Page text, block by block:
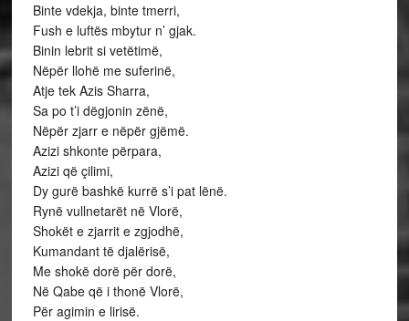
Binte vdekja, binte tmerri,
Fush e luftës mbytur n’ gjak.
Binin lebrit si vetëtimë,
Nëpër llohë me suferinë,
Atje tek Azis Sharra,
Sa po t’i dëgjonin zënë,
Nëpër zjarr e nëpër gjëmë.
Azizi shkonte përpara,
Azizi që çilimi,
Dy gurë bashkë kurrë s’i pat lënë.
Rynë vullnetarët në Vlorë,
Shokët e zjarrit e zgjodhë,
Kumandant të djalërisë,
Me shokë dorë për dorë,
Në Qabe që i thonë Vlorë,
Për agimin e lirisë.